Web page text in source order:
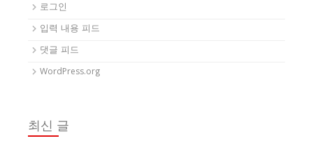
로그인
입력 내용 피드
댓글 피드
WordPress.org
최신 글